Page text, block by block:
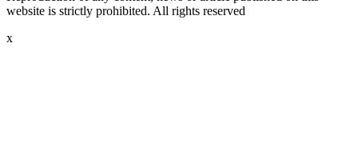
website is strictly prohibited. All rights reserved
x